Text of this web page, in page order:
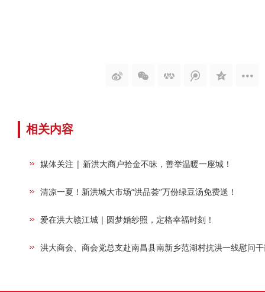
相关内容
媒体关注 | 新洪大商户拾金不昧，善举温暖一座城！
清凉一夏！新洪城大市场“洪品荟”万份绿豆汤免费送！
爱在洪大赣江城｜圆梦婚纱照，定格幸福时刻！
洪大商会、商会党总支赴南昌县南新乡范湖村抗洪一线慰问